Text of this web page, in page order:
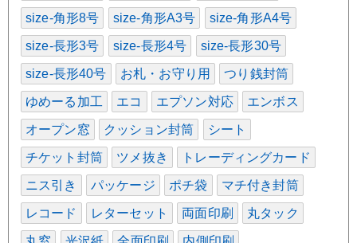
size-角形8号 size-角形A3号 size-角形A4号
size-長形3号 size-長形4号 size-長形30号
size-長形40号 お札・お守り用 つり銭封筒
ゆめーる加工 エコ エプソン対応 エンボス
オープン窓 クッション封筒 シート
チケット封筒 ツメ抜き トレーディングカード
ニス引き パッケージ ポチ袋 マチ付き封筒
レコード レターセット 両面印刷 丸タック